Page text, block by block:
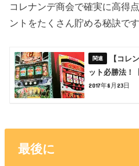
コレナンデ商会で確実に高得
ントをたくさん貯める秘訣で
【コレ
ット必勝法！
2017年8月23日
最後に